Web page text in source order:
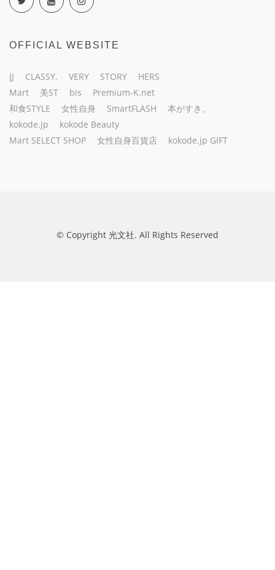
OFFICIAL WEBSITE
JJ CLASSY. VERY STORY
HERS
Mart
美ST bis
Premium-K.net
和食STYLE
女性自身 SmartFLASH
本がすき。
kokode.jp
kokode Beauty
Mart SELECT SHOP
女性自身百貨店 kokode.jp GIFT
© Copyright 光文社. All Rights Reserved